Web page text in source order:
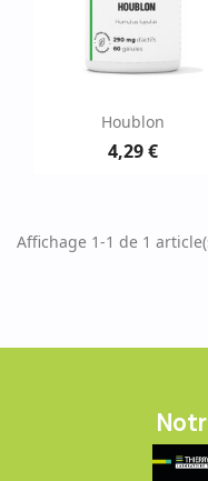
Houblon
4,29 €
Affichage 1-1 de 1